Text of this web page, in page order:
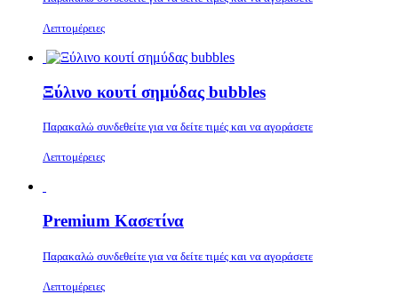
Λεπτομέρειες
Ξύλινο κουτί σημύδας bubbles
Παρακαλώ συνδεθείτε για να δείτε τιμές και να αγοράσετε
Λεπτομέρειες
Premium Κασετίνα
Παρακαλώ συνδεθείτε για να δείτε τιμές και να αγοράσετε
Λεπτομέρειες